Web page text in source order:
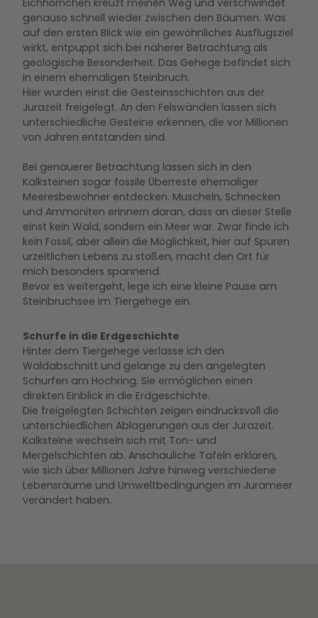
Eichhörnchen kreuzt meinen Weg und verschwindet
genauso schnell wieder zwischen den Bäumen. Was
auf den ersten Blick wie ein gewöhnliches Ausflugsziel
wirkt, entpuppt sich bei näherer Betrachtung als
geologische Besonderheit. Das Gehege befindet sich
in einem ehemaligen Steinbruch.
Hier wurden einst die Gesteinsschichten aus der
Jurazeit freigelegt. An den Felswänden lassen sich
unterschiedliche Gesteine erkennen, die vor Millionen
von Jahren entstanden sind.
Bei genauerer Betrachtung lassen sich in den
Kalksteinen sogar fossile Überreste ehemaliger
Meeresbewohner entdecken. Muscheln, Schnecken
und Ammoniten erinnern daran, dass an dieser Stelle
einst kein Wald, sondern ein Meer war. Zwar finde ich
kein Fossil, aber allein die Möglichkeit, hier auf Spuren
urzeitlichen Lebens zu stoßen, macht den Ort für
mich besonders spannend.
Bevor es weitergeht, lege ich eine kleine Pause am
Steinbruchsee im Tiergehege ein.
Schurfe in die Erdgeschichte
Hinter dem Tiergehege verlasse ich den
Waldabschnitt und gelange zu den angelegten
Schurfen am Hochring. Sie ermöglichen einen
direkten Einblick in die Erdgeschichte.
Die freigelegten Schichten zeigen eindrucksvoll die
unterschiedlichen Ablagerungen aus der Jurazeit.
Kalksteine wechseln sich mit Ton- und
Mergelschichten ab. Anschauliche Tafeln erklären,
wie sich über Millionen Jahre hinweg verschiedene
Lebensräume und Umweltbedingungen im Jurameer
verändert haben.